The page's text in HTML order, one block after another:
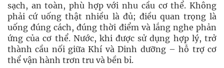
sạch, an toàn, phù hợp với nhu cầu cơ thể. Không
phải cứ uống thật nhiều là đủ; điều quan trọng là
uống đúng cách, đúng thời điểm và lắng nghe phản
ứng của cơ thể. Nước, khi được sử dụng hợp lý, trở
thành cầu nối giữa Khí và Dinh dưỡng – hỗ trợ cơ
thể vận hành trơn tru và bền bỉ.